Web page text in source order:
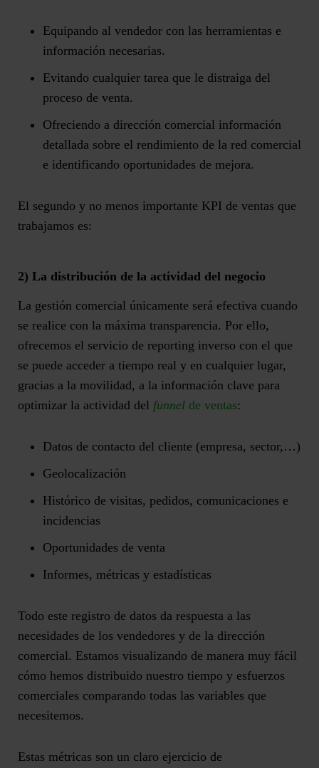
Equipando al vendedor con las herramientas e
información necesarias.
Evitando cualquier tarea que le distraiga del
proceso de venta.
Ofreciendo a dirección comercial información
detallada sobre el rendimiento de la red comercial
e identificando oportunidades de mejora.
El segundo y no menos importante KPI de ventas que
trabajamos es:
2) La distribución de la actividad del negocio
La gestión comercial únicamente será efectiva cuando
se realice con la máxima transparencia. Por ello,
ofrecemos el servicio de reporting inverso con el que
se puede acceder a tiempo real y en cualquier lugar,
gracias a la movilidad, a la información clave para
optimizar la actividad del funnel de ventas:
Datos de contacto del cliente (empresa, sector,…)
Geolocalización
Histórico de visitas, pedidos, comunicaciones e
incidencias
Oportunidades de venta
Informes, métricas y estadísticas
Todo este registro de datos da respuesta a las
necesidades de los vendedores y de la dirección
comercial. Estamos visualizando de manera muy fácil
cómo hemos distribuido nuestro tiempo y esfuerzos
comerciales comparando todas las variables que
necesitemos.
Estas métricas son un claro ejercicio de